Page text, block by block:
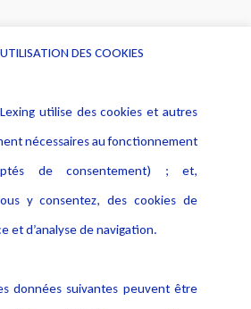
des
Publications
DES COOKIES
utilise des cookies et autres
nécessaires au fonctionnement
de consentement) ; et,
y consentez, des cookies de
et d’analyse de navigation.
données suivantes peuvent être